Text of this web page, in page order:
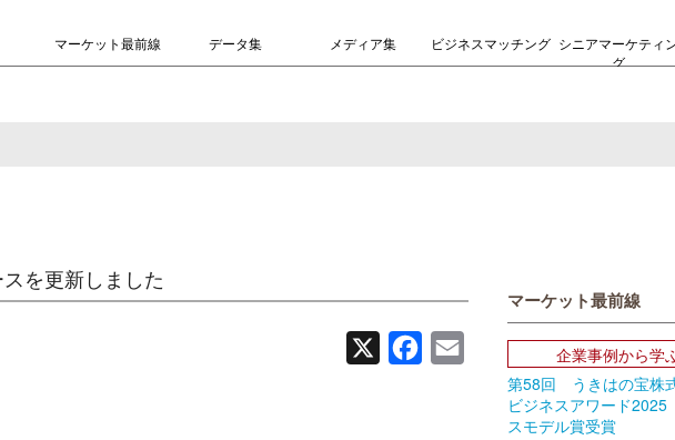
マーケット最前線 データ集 メディア集 ビジネスマッチング シニアマーケティ
グ
を更新しました
FacebookEmail
マーケット最前線
企業事例から学
第58回 うきはの宝株
ビジネスアワード
スモデル賞受賞